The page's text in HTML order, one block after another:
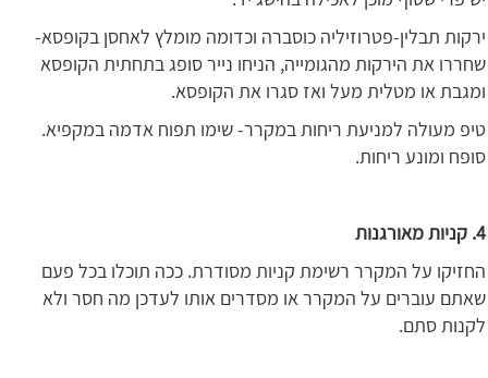
ירקות תבלין-פטרוזיליה כוסברה וכדומה מומלץ לאחסן בקופסא-
שחררו את הירקות מהגומייה, הניחו נייר סופג בתחתית הקופסא
ומגבת או מטלית מעל ואז סגרו את הקופסא.
טיפ מעולה למניעת ריחות במקרר- שימו תפוח אדמה במקפיא.
סופח ומונע ריחות.
4. קניות מאורגנות
החזיקו על המקרר רשימת קניות מסודרת. ככה תוכלו בכל פעם
שאתם עוברים על המקרר או מסדרים אותו לעדכן מה חסר ולא
לקנות סתם.